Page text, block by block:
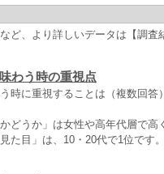
ど、より詳しいデータは【調査
わう時の重視点
時に重視することは（複数回
かどうか」は女性や高年代層で
た目」は、10・20代で1位です